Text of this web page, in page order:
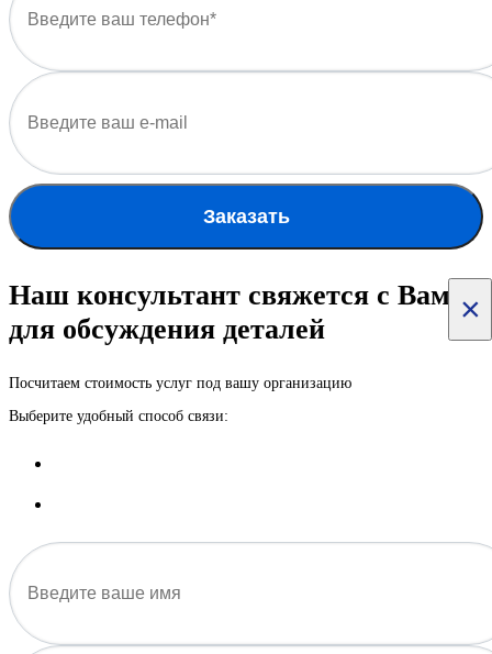
Заказать
×
Наш консультант свяжется с Вами
для обсуждения деталей
Посчитаем стоимость услуг под вашу организацию
Выберите удобный способ связи: